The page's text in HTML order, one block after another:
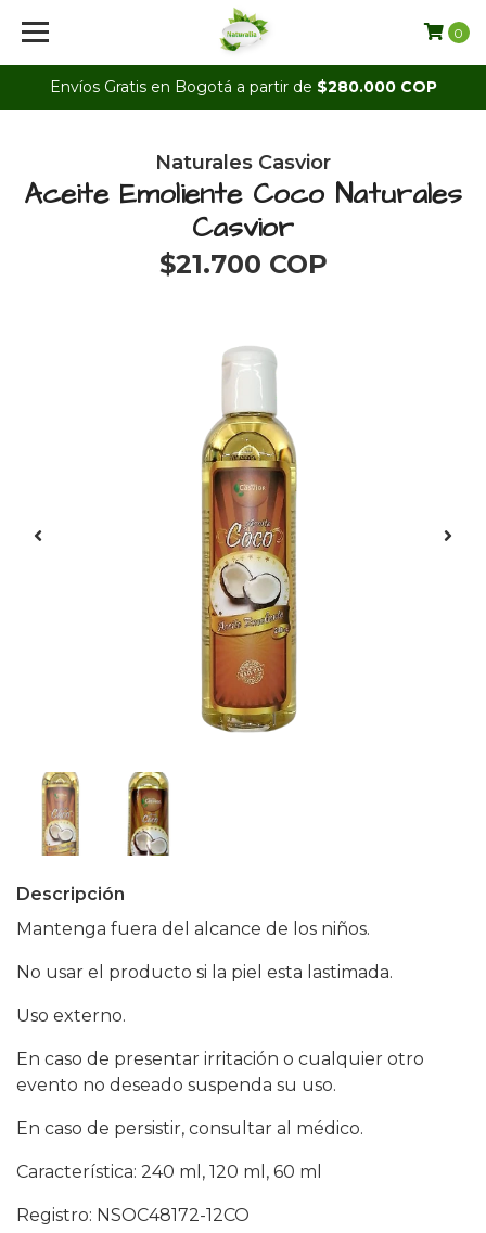
Envíos Gratis en Bogotá a partir de $280.000 COP
0
Naturales Casvior
Aceite Emoliente Coco Naturales
Casvior
$21.700 COP
Descripción
Mantenga fuera del alcance de los niños.
No usar el producto si la piel esta lastimada.
Uso externo.
En caso de presentar irritación o cualquier otro
evento no deseado suspenda su uso.
En caso de persistir, consultar al médico.
Característica: 240 ml, 120 ml, 60 ml
Registro: NSOC48172-12CO